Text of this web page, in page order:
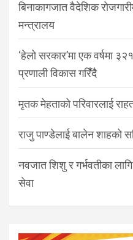
बिनाकागजात वैदेशिक
मन्त्रालय
‘हेलो सरकार’मा एक वर्षमा
प्रणाली विकास गरिँदै
मृतक मेहताको परिवारलाई
राजु पाण्डेलाई बालेन शाहको
नवजात शिशु र गर्भवतीका
सेवा